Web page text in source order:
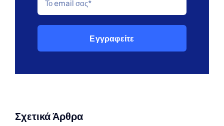
Εγγραφείτε
Σχετικά Άρθρα